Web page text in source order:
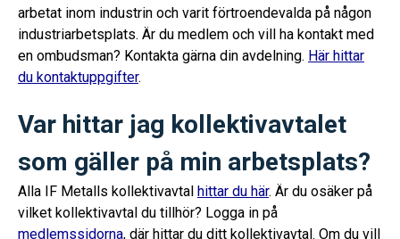
arbetat inom industrin och varit förtroendevalda på någon
industriarbetsplats. Är du medlem och vill ha kontakt med
en ombudsman? Kontakta gärna din avdelning. Här hittar
du kontaktuppgifter.
Var hittar jag kollektivavtalet
som gäller på min arbetsplats?
Alla IF Metalls kollektivavtal hittar du här. Är du osäker på
vilket kollektivavtal du tillhör? Logga in på
medlemssidorna, där hittar du ditt kollektivavtal. Om du vill